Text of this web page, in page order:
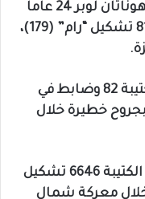
وأضاف أن الرقيب (احتياط) إليشا يهوناتان لوبر 24 عاماً
من ميتسهار، مقاتل في الكتيبة 8104 تشكيل “رام” (179)،
وأشار إلى أنه أصيب مقاتلان من الكتيبة 82 وضابط في
75 تشكيل سار مجولان (7) بجروح خطيرة خلال
كما أصيب أمس جندي (احتياط) في الكتيبة 6646 تشكيل
خطيرة خلال معركة شمال